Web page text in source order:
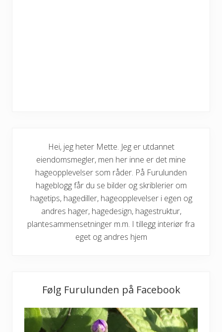
Hei, jeg heter Mette. Jeg er utdannet
eiendomsmegler, men her inne er det mine
hageopplevelser som råder. På Furulunden
hageblogg får du se bilder og skriblerier om
hagetips, hagediller, hageopplevelser i egen og
andres hager, hagedesign, hagestruktur,
plantesammensetninger m.m. I tillegg interiør fra
eget og andres hjem
Følg Furulunden på Facebook